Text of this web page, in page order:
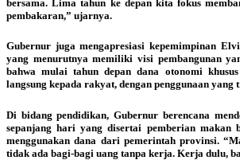
bersama. Lima tahun ke depan kita fokus
pembakaran,” ujarnya.
Gubernur juga mengapresiasi kepemimpinan
yang menurutnya memiliki visi pembangunan
bahwa mulai tahun depan dana otonomi
langsung kepada rakyat, dengan penggunaan
Di bidang pendidikan, Gubernur berencana
sepanjang hari yang disertai pemberian makan
menggunakan dana dari pemerintah provinsi.
tidak ada bagi-bagi uang tanpa kerja. Kerja dulu,